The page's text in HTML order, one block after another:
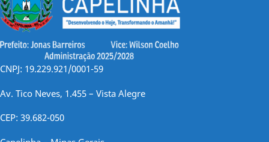
CNPJ: 19.229.921/0001-59
Av. Tico Neves, 1.455 – Vista Alegre
CEP: 39.682-050